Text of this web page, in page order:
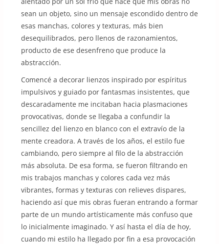
sean un objeto, sino un mensaje escondido dentro de
esas manchas, colores y texturas, más bien
desequilibrados, pero llenos de razonamientos,
producto de ese desenfreno que produce la
abstracción.
Comencé a decorar lienzos inspirado por espíritus
impulsivos y guiado por fantasmas insistentes, que
descaradamente me incitaban hacia plasmaciones
provocativas, donde se llegaba a confundir la
sencillez del lienzo en blanco con el extravío de la
mente creadora. A través de los años, el estilo fue
cambiando, pero siempre al filo de la abstracción
más absoluta. De esa forma, se fueron filtrando en
mis trabajos manchas y colores cada vez más
vibrantes, formas y texturas con relieves dispares,
haciendo así que mis obras fueran entrando a formar
parte de un mundo artísticamente más confuso que
lo inicialmente imaginado. Y así hasta el día de hoy,
cuando mi estilo ha llegado por fin a esa provocación